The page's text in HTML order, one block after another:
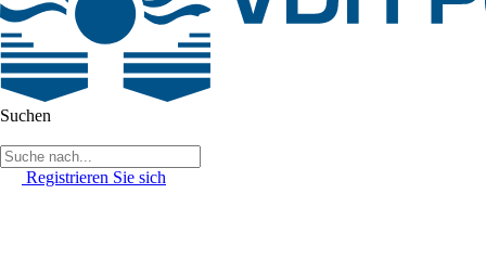
Suchen
Registrieren Sie sich